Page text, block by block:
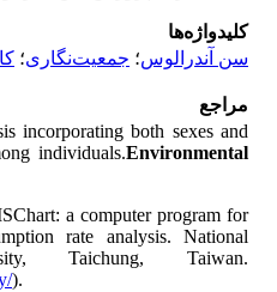
کلیدواژه‌ها
سن آندرالوس؛ جمعیت‌نگاری؛
مراجع
incorporating both sexes and
individuals.Environmental
a computer program for
rate analysis. National
Taichung, Taiwan.
).